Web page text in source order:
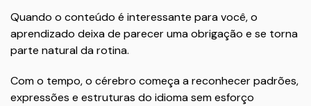
Quando o conteúdo é interessante para você, o
aprendizado deixa de parecer uma obrigação e se torna
parte natural da rotina.
Com o tempo, o cérebro começa a reconhecer padrões,
expressões e estruturas do idioma sem esforço